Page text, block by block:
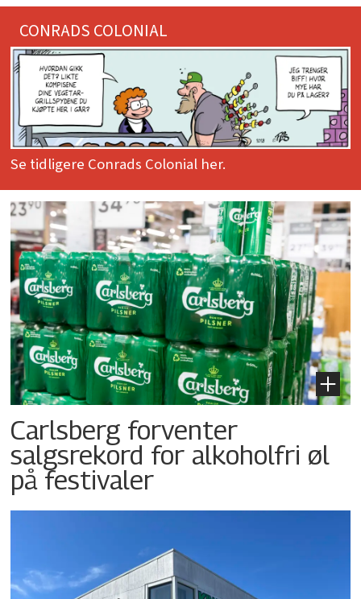
CONRADS COLONIAL
Se tidligere Conrads Colonial her.
Carlsberg forventer
salgsrekord for alkoholfri øl
på festivaler